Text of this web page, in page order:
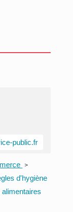
>
d'hygiène